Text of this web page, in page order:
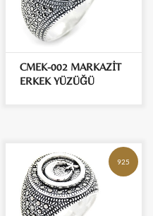
CMEK-002 MARKAZİT
ERKEK YÜZÜĞÜ
925